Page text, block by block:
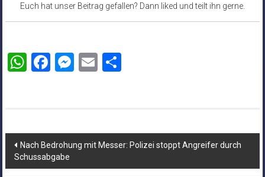
Euch hat unser Beitrag gefallen? Dann liked und teilt ihn gerne.
WhatsApp
Facebook
Messenger
EmailTeilen
Beitragsnavigation
Nach Bedrohung mit Messer: Polizei stoppt Angreifer durch
Schussabgabe